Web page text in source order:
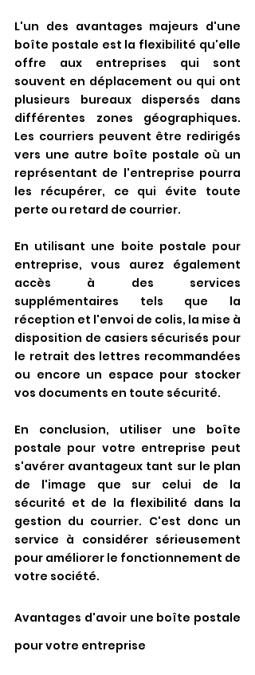
L'un des avantages majeurs d'une
boîte postale est la flexibilité qu'elle
offre aux entreprises qui sont
souvent en déplacement ou qui ont
plusieurs bureaux dispersés dans
différentes zones géographiques.
Les courriers peuvent être redirigés
vers une autre boîte postale où un
représentant de l'entreprise pourra
les récupérer, ce qui évite toute
perte ou retard de courrier.
En utilisant une boite postale pour
entreprise, vous aurez également
accès à des services
supplémentaires tels que la
réception et l'envoi de colis, la mise à
disposition de casiers sécurisés pour
le retrait des lettres recommandées
ou encore un espace pour stocker
vos documents en toute sécurité.
En conclusion, utiliser une boîte
postale pour votre entreprise peut
s'avérer avantageux tant sur le plan
de l'image que sur celui de la
sécurité et de la flexibilité dans la
gestion du courrier. C'est donc un
service à considérer sérieusement
pour améliorer le fonctionnement de
votre société.
Avantages d'avoir une boîte postale
pour votre entreprise